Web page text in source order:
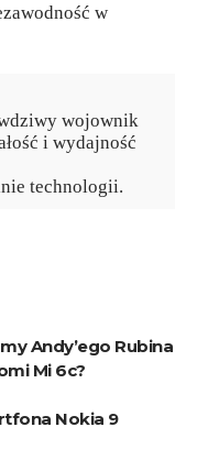
w
wojownik
i wydajność
technologii.
Andy’ego Rubina
Mi 6c?
Nokia 9